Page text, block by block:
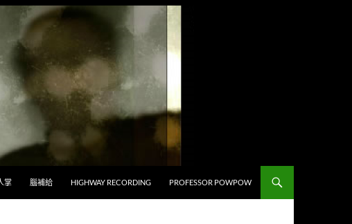
掌
腦補給 HIGHWAY RECORDING PROFESSOR POWPOW